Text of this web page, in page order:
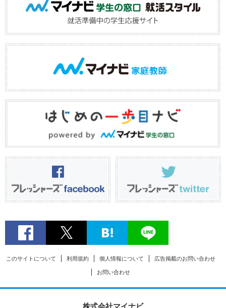
このサイトについて 利用規約 個人情報について 広告掲載のお問い合わせ
お問い合わせ
株式会社マイナビ